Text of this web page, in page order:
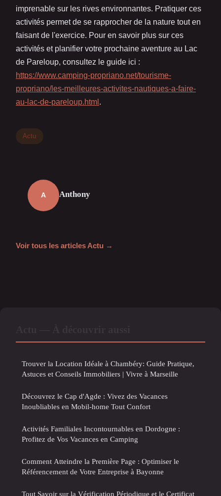
imprenable sur les rives environnantes. Pratiquer ces
activités permet de se rapprocher de la nature tout en
faisant de l'exercice. Pour en savoir plus sur ces
activités et planifier votre prochaine aventure au Lac
de Pareloup, consultez le guide ici :
https://www.camping-propriano.net/tourisme-
propriano/les-meilleures-activites-nautiques-a-faire-
au-lac-de-pareloup.html .
Actu
A Anthony
Voir tous les articles Actu →
Trouver la Location Idéale à Chambéry: Guide Pratique,
Astuces et Conseils Immobiliers | Vivre à Marseille
Découvrez le Cap d'Agde : Vivez des Vacances
Inoubliables en Mobil-home Tout Confort
Activités Familiales Incontournables en Dordogne :
Profitez de Vos Vacances en Camping
Comment Atteindre la Première Page : Optimiser le
Référencement de Votre Entreprise à Bayonne
Tout Savoir sur la Vérification Périodique et le Certificat